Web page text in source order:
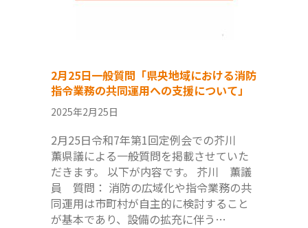
2月25日一般質問「県央地域における消防
指令業務の共同運用への支援について」
2025年2月25日
2月25日令和7年第1回定例会での芥川
薫県議による一般質問を掲載させていた
だきます。 以下が内容です。 芥川 薫議
員 質問： 消防の広域化や指令業務の共
同運用は市町村が自主的に検討すること
が基本であり、設備の拡充に伴う…